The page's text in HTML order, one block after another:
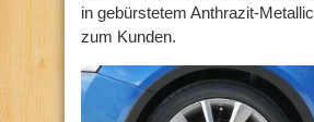
in gebürstetem Anthrazit-Metallic
zum Kunden.